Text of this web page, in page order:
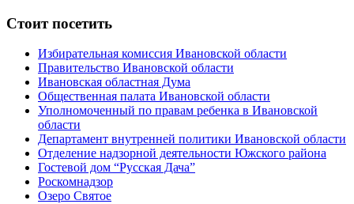
Стоит посетить
Избирательная комиссия Ивановской области
Правительство Ивановской области
Ивановская областная Дума
Общественная палата Ивановской области
Уполномоченный по правам ребенка в Ивановской
области
Департамент внутренней политики Ивановской области
Отделение надзорной деятельности Южского района
Гостевой дом “Русская Дача”
Роскомнадзор
Озеро Святое